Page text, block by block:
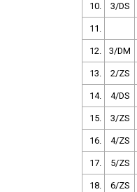
10. 3/DS
11.
12. 3/DM
13. 2/ZS
14. 4/DS
15. 3/ZS
16. 4/ZS
17. 5/ZS
18. 6/ZS